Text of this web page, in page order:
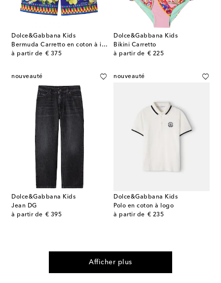
Dolce&Gabbana Kids
Bermuda Carretto en coton à imprimé
à partir de € 375
original price
Dolce&Gabbana Kids
Bikini Carretto
à partir de € 225
original price
nouveauté
Dolce&Gabbana Kids
Jean DG
à partir de € 395
original price
nouveauté
Dolce&Gabbana Kids
Polo en coton à logo
à partir de € 235
original price
Afficher plus